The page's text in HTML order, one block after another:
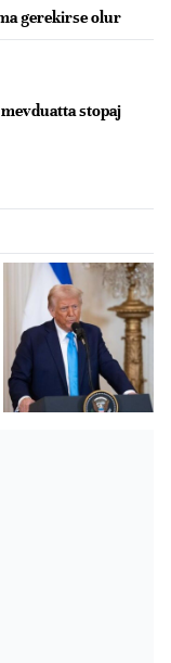
gerekirse olur
mevduatta stopaj